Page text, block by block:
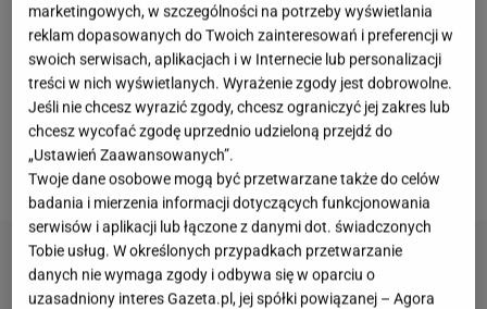
zajęcie. Jednak pomidory balkonowe, tak samo jak i
te gruntowe są podatne na szkodniki i choroby.
Bardzo ważnym aspektem jest prewencja, zdrowe
rośliny są mniej podatne na choroby, a przy tym
lepiej owocują. Zdrowy krzaczek pomidora, to
odpowiednio odżywiony.
marketingowych, w szczególności na potrzeby wyświetlania
reklam dopasowanych do Twoich zainteresowań i preferencji w
swoich serwisach, aplikacjach i w Internecie lub personalizacji
treści w nich wyświetlanych. Wyrażenie zgody jest dobrowolne.
Jeśli nie chcesz wyrazić zgody, chcesz ograniczyć jej zakres lub
chcesz wycofać zgodę uprzednio udzieloną przejdź do
„Ustawień Zaawansowanych”.
Twoje dane osobowe mogą być przetwarzane także do celów
badania i mierzenia informacji dotyczących funkcjonowania
serwisów i aplikacji lub łączone z danymi dot. świadczonych
Tobie usług. W określonych przypadkach przetwarzanie
danych nie wymaga zgody i odbywa się w oparciu o
uzasadniony interes Gazeta.pl, jej spółki powiązanej – Agora